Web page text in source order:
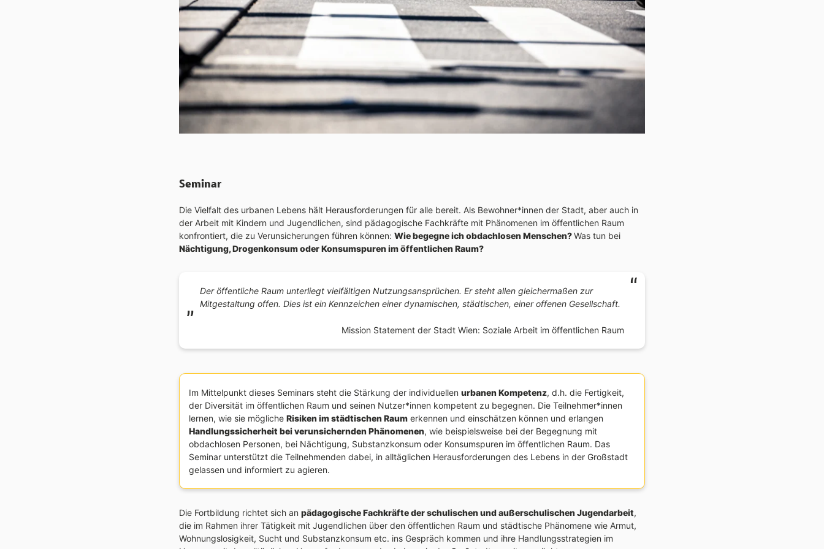
Seminar
Die Vielfalt des urbanen Lebens hält Herausforderungen für alle bereit. Als Bewohner*innen der Stadt, aber auch in
der Arbeit mit Kindern und Jugendlichen, sind pädagogische Fachkräfte mit Phänomenen im öffentlichen Raum
konfrontiert, die zu Verunsicherungen führen können: Wie begegne ich obdachlosen Menschen?Was tun bei
Nächtigung, Drogenkonsum oder Konsumspuren im öffentlichen Raum?
Der öffentliche Raum unterliegt vielfältigen Nutzungsansprüchen. Er steht allen gleichermaßen zur
Mitgestaltung offen. Dies ist ein Kennzeichen einer dynamischen, städtischen, einer offenen Gesellschaft.
Mission Statement der Stadt Wien: Soziale Arbeit im öffentlichen Raum
Im Mittelpunkt dieses Seminars steht die Stärkung der individuellen urbanen Kompetenz, d.h. die Fertigkeit,
der Diversität im öffentlichen Raum und seinen Nutzer*innen kompetent zu begegnen. Die Teilnehmer*innen
lernen, wie sie mögliche Risiken im städtischen Raum erkennen und einschätzen können und erlangen
Handlungssicherheit bei verunsichernden Phänomenen, wie beispielsweise bei der Begegnung mit
obdachlosen Personen, bei Nächtigung, Substanzkonsum oder Konsumspuren im öffentlichen Raum. Das
Seminar unterstützt die Teilnehmenden dabei, in alltäglichen Herausforderungen des Lebens in der Großstadt
gelassen und informiert zu agieren.
Die Fortbildung richtet sich an pädagogische Fachkräfte der schulischen und außerschulischen Jugendarbeit,
die im Rahmen ihrer Tätigkeit mit Jugendlichen über den öffentlichen Raum und städtische Phänomene wie Armut,
Wohnungslosigkeit, Sucht und Substanzkonsum etc. ins Gespräch kommen und ihre Handlungsstrategien im